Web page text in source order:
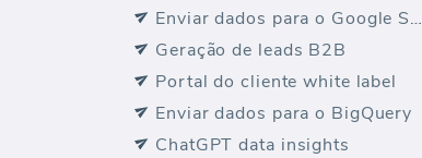
Enviar dados para o Google Sheets
Geração de leads B2B
Portal do cliente white label
Enviar dados para o BigQuery
ChatGPT data insights